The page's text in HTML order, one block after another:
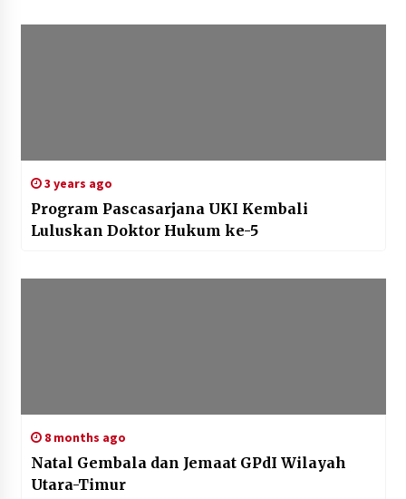
3 years ago
Program Pascasarjana UKI Kembali
Luluskan Doktor Hukum ke-5
8 months ago
Natal Gembala dan Jemaat GPdI Wilayah
Utara-Timur